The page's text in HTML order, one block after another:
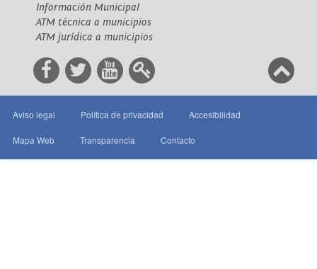
Información Municipal
ATM técnica a municipios
ATM jurídica a municipios
Aviso legal Política de privacidad Accesibilidad
Mapa Web Transparencia Contacto